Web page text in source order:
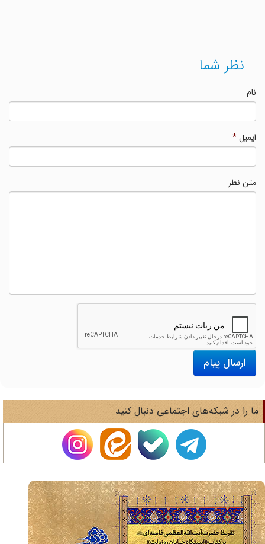
نظر شما
ایمیل*
متن نظر
ارسال پیام
را در شبکه‌های اجتماعی دنبال کنید